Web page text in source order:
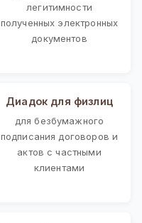
легитимности
полученных электронных
документов
Диадок для физлиц
для безбумажного
подписания договоров и
актов с частными
клиентами